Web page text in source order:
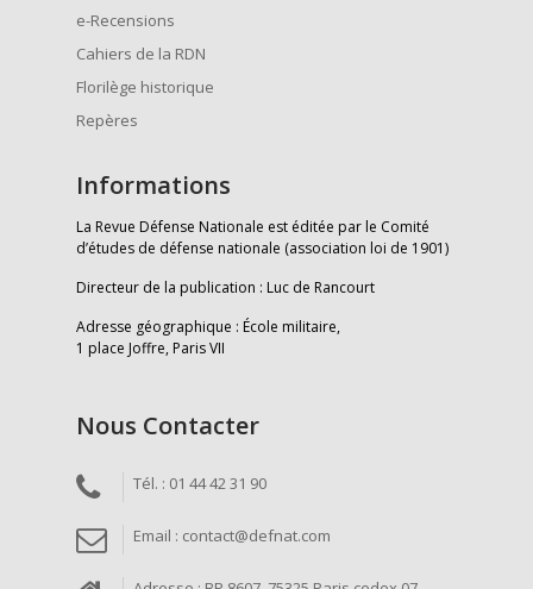
e-Recensions
Cahiers de la RDN
Florilège historique
Repères
Informations
La Revue Défense Nationale est éditée par le Comité
d’études de défense nationale (association loi de 1901)
Directeur de la publication : Luc de Rancourt
Adresse géographique : École militaire,
1 place Joffre, Paris VII
Nous Contacter
Tél. : 01 44 42 31 90
Email : contact@defnat.com